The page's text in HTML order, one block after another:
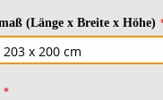
(Länge x Breite x Höhe)